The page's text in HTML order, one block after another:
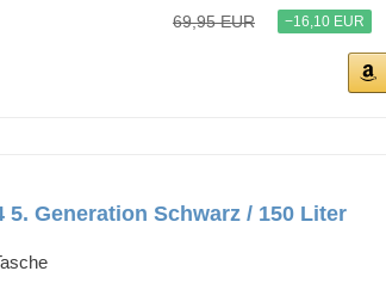
69,95 EUR −16,10 EUR
Generation Schwarz / 150 Liter